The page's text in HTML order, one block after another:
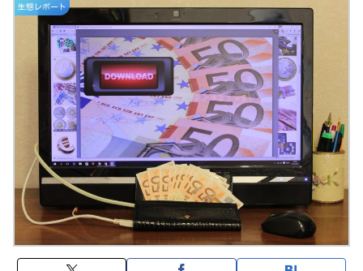
生態レポート